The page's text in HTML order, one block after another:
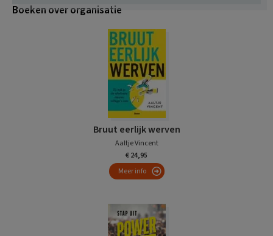
Boeken over organisatie
Bruut eerlijk werven
Aaltje Vincent
€ 24,95
Meer info